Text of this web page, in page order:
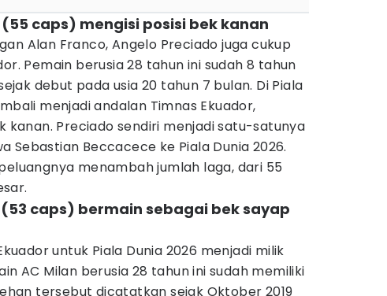
caps) mengisi posisi bek kanan
Alan Franco, Angelo Preciado juga cukup
Pemain berusia 28 tahun ini sudah 8 tahun
debut pada usia 20 tahun 7 bulan. Di Piala
menjadi andalan Timnas Ekuador,
kanan. Preciado sendiri menjadi satu-satunya
Sebastian Beccacece ke Piala Dunia 2026.
menambah jumlah laga, dari 55
(53 caps) bermain sebagai bek sayap
untuk Piala Dunia 2026 menjadi milik
AC Milan berusia 28 tahun ini sudah memiliki
tersebut dicatatkan sejak Oktober 2019